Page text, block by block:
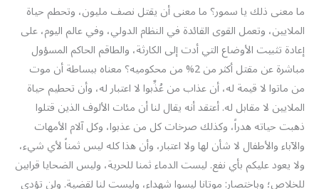
ما معنى ذلك يا سمور؟ ما معنى أن يقتل نصف مليون، وتحطم حياة
الملايين، وتعمل القوى القائدة في النظام الدولي، وفي عالم اليوم، على
إعادة تثبيت الأوضاع التي أدت إلى الكارثة، والطاقم الحاكم المسؤول
مباشرة عن مقتل أكثر من 2% من محكوميه؟ معناه ببساطة أن موت
من ماتوا لا قيمة له، أن عذاب من عُذِّبوا لا اعتبار له، وأن تحطيم حياة
الملايين لا مقابل له. أعتقد أنه يقال لنا أن مئات الألوف الذين قتلوا
ذهبت حياته هدراً، وكذلك صرخات كل من عذبوا، وكل آلام الأمهات
والآباء والأطفال لا شأن لها ولا اعتبار، وأن هذا كله ليس ثمناً لأي شيء،
ولا يعود عليكم بأي نفع. ليست الدماء ثمنا للحرية، وليس الضحايا قرابين
للخلاص؛ وباختصار: موتانا ليسوا شهداء، وليست لنا لقضية. ولن تؤدي